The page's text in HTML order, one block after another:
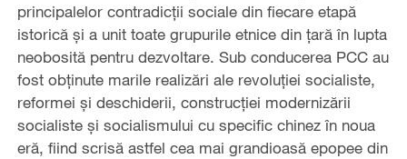
principalelor contradicții sociale din fiecare etapă
istorică și a unit toate grupurile etnice din țară în lupta
neobosită pentru dezvoltare. Sub conducerea PCC au
fost obținute marile realizări ale revoluției socialiste,
reformei și deschiderii, construcției modernizării
socialiste și socialismului cu specific chinez în noua
eră, fiind scrisă astfel cea mai grandioasă epopee din